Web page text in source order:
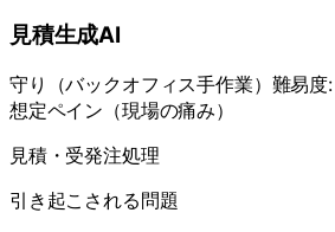
見積生成AI
守り （バックオフィス手作業） 難易度:
想定ペイン（現場の痛み）
見積・受発注処理
引き起こされる問題